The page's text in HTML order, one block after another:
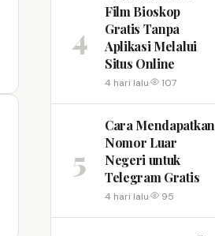
4
Film Bioskop
Gratis Tanpa
Aplikasi Melalui
Situs Online
4 hari lalu· 107
5
Cara Mendapatkan
Nomor Luar
Negeri untuk
Telegram Gratis
4 hari lalu· 95